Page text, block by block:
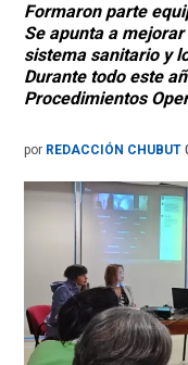
Formaron parte
Se apunta a
sistema sanitario y
Durante todo este
Procedimientos
por REDACCIÓN CHUBUT